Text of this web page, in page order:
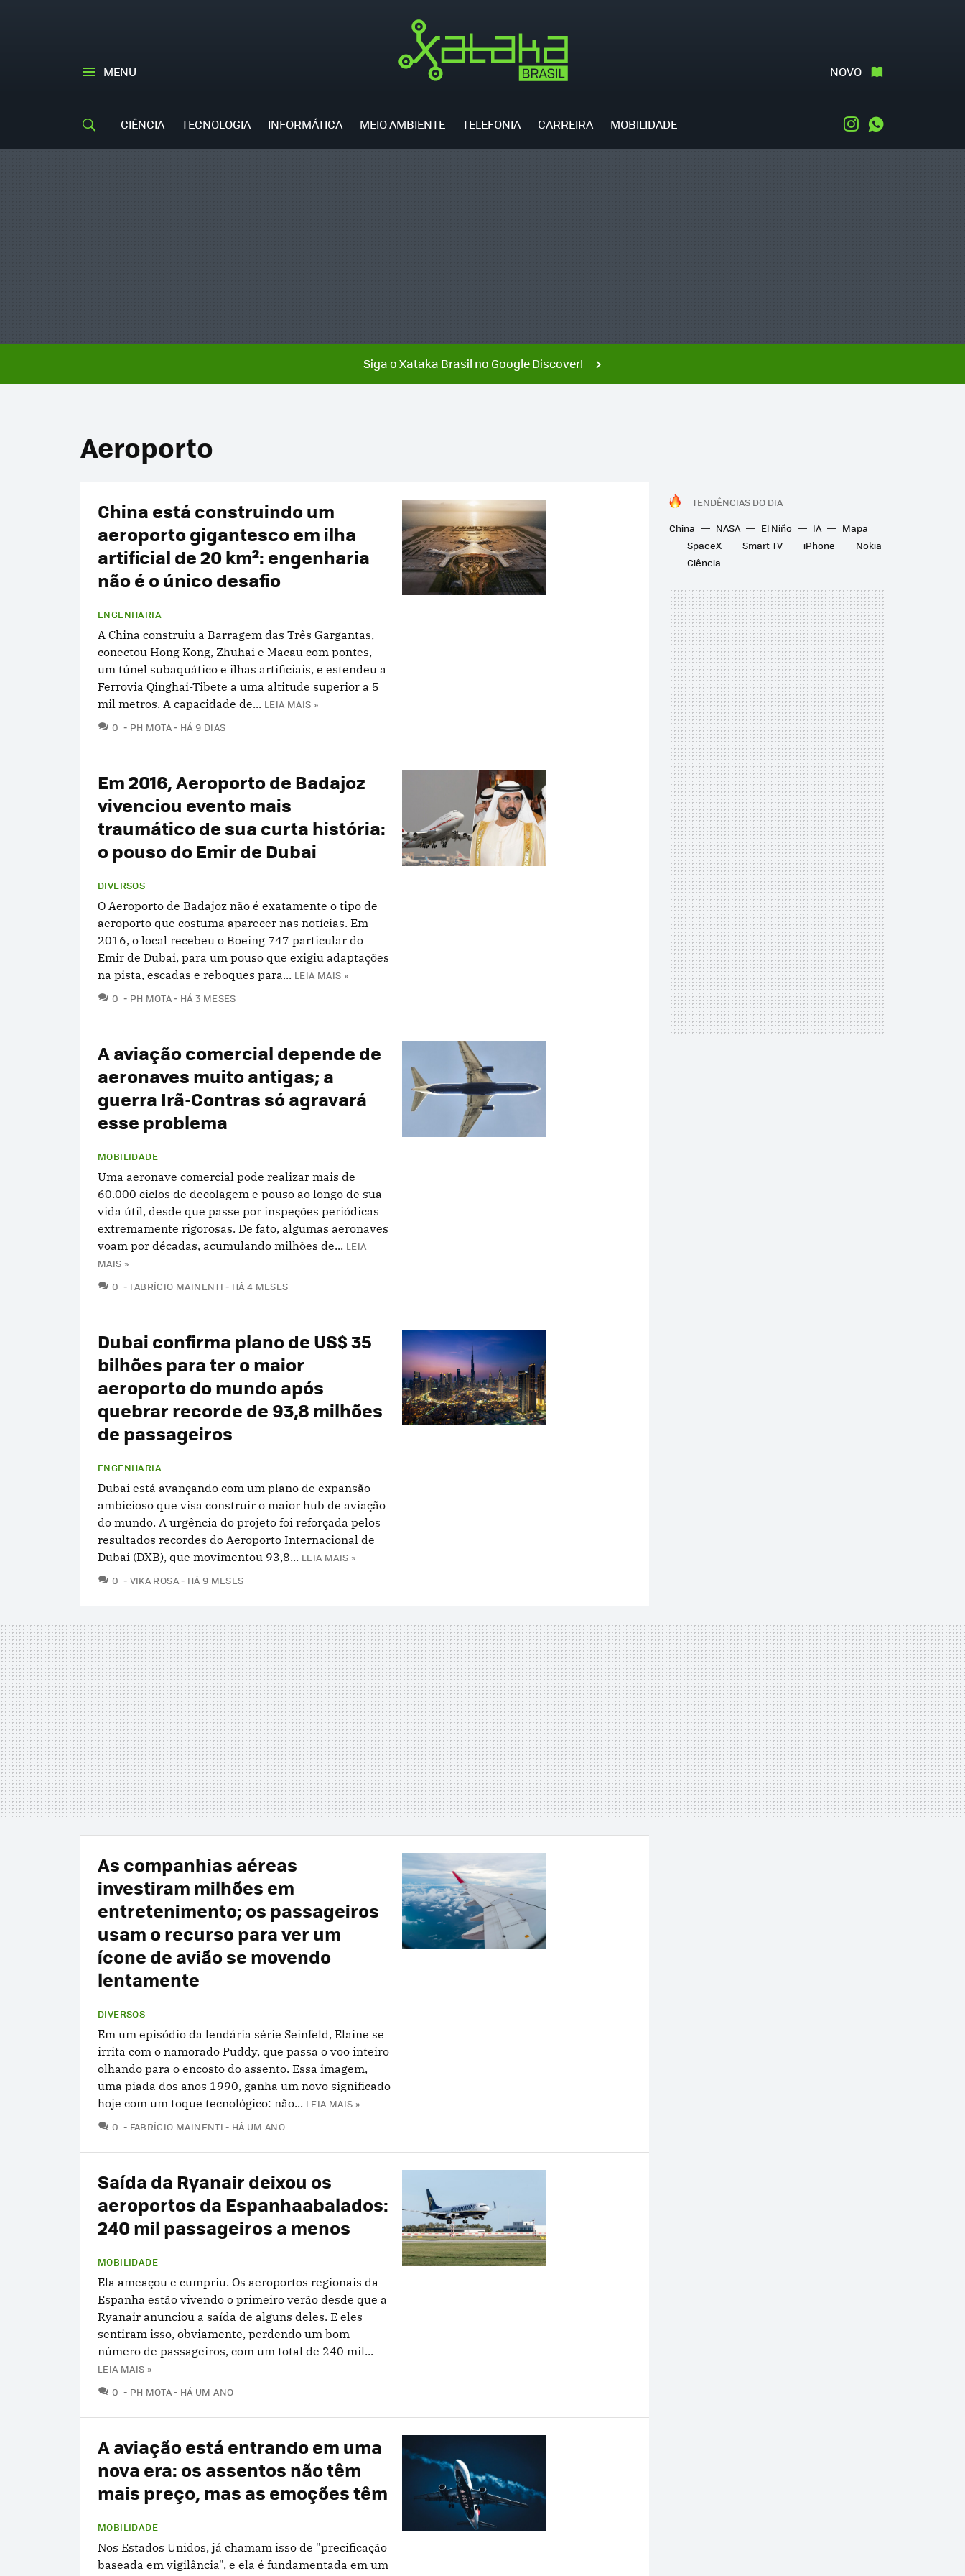
MENU NOVO
CIÊNCIA TECNOLOGIA INFORMÁTICA MEIO AMBIENTE TELEFONIA CARREIRA MOBILIDADE Instagram
Siga o Xataka Brasil no Google Discover!
Aeroporto
TENDÊNCIAS DO DIA
China
NASA El Niño IA
Mapa
SpaceX
Smart TV iPhone
Nokia
Ciência
China está construindo um
aeroporto gigantesco em ilha
artificial de 20 km²: engenharia
não é o único desafio
ENGENHARIA
A China construiu a Barragem das Três Gargantas,
conectou Hong Kong, Zhuhai e Macau com pontes,
um túnel subaquático e ilhas artificiais, e estendeu a
Ferrovia Qinghai-Tibete a uma altitude superior a 5
mil metros. A capacidade de... LEIA MAIS »
0 COMENTÁRIOS
PH MOTA HÁ 9 DIAS
Em 2016, Aeroporto de Badajoz
vivenciou evento mais
traumático de sua curta história:
o pouso do Emir de Dubai
DIVERSOS
O Aeroporto de Badajoz não é exatamente o tipo de
aeroporto que costuma aparecer nas notícias. Em
2016, o local recebeu o Boeing 747 particular do
Emir de Dubai, para um pouso que exigiu adaptações
na pista, escadas e reboques para... LEIA MAIS »
0 COMENTÁRIOS
PH MOTA HÁ 3 MESES
A aviação comercial depende de
aeronaves muito antigas; a
guerra Irã-Contras só agravará
esse problema
MOBILIDADE
Uma aeronave comercial pode realizar mais de
60.000 ciclos de decolagem e pouso ao longo de sua
vida útil, desde que passe por inspeções periódicas
extremamente rigorosas. De fato, algumas aeronaves
voam por décadas, acumulando milhões de... LEIA
MAIS »
0 COMENTÁRIOS
FABRÍCIO MAINENTI HÁ 4 MESES
Dubai confirma plano de US$ 35
bilhões para ter o maior
aeroporto do mundo após
quebrar recorde de 93,8 milhões
de passageiros
ENGENHARIA
Dubai está avançando com um plano de expansão
ambicioso que visa construir o maior hub de aviação
do mundo. A urgência do projeto foi reforçada pelos
resultados recordes do Aeroporto Internacional de
Dubai (DXB), que movimentou 93,8... LEIA MAIS »
0 COMENTÁRIOS
VIKA ROSA HÁ 9 MESES
As companhias aéreas
investiram milhões em
entretenimento; os passageiros
usam o recurso para ver um
ícone de avião se movendo
lentamente
DIVERSOS
Em um episódio da lendária série Seinfeld, Elaine se
irrita com o namorado Puddy, que passa o voo inteiro
olhando para o encosto do assento. Essa imagem,
uma piada dos anos 1990, ganha um novo significado
hoje com um toque tecnológico: não... LEIA MAIS »
0 COMENTÁRIOS
FABRÍCIO MAINENTI HÁ UM ANO
Saída da Ryanair deixou os
aeroportos da Espanhaabalados:
240 mil passageiros a menos
MOBILIDADE
Ela ameaçou e cumpriu. Os aeroportos regionais da
Espanha estão vivendo o primeiro verão desde que a
Ryanair anunciou a saída de alguns deles. E eles
sentiram isso, obviamente, perdendo um bom
número de passageiros, com um total de 240 mil...
LEIA MAIS »
0 COMENTÁRIOS
PH MOTA HÁ UM ANO
A aviação está entrando em uma
nova era: os assentos não têm
mais preço, mas as emoções têm
MOBILIDADE
Nos Estados Unidos, já chamam isso de "precificação
baseada em vigilância", e ela é fundamentada em um